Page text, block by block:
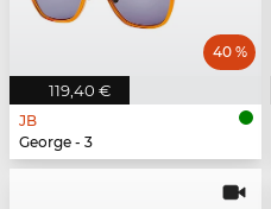
119,40 €
40 %
JB
George - 3